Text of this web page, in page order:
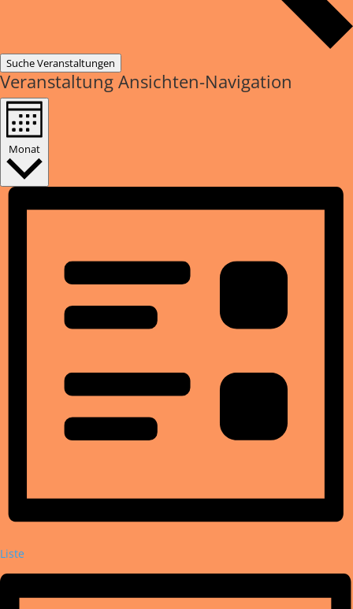
Suche Veranstaltungen
Veranstaltung Ansichten-Navigation
Monat
Liste